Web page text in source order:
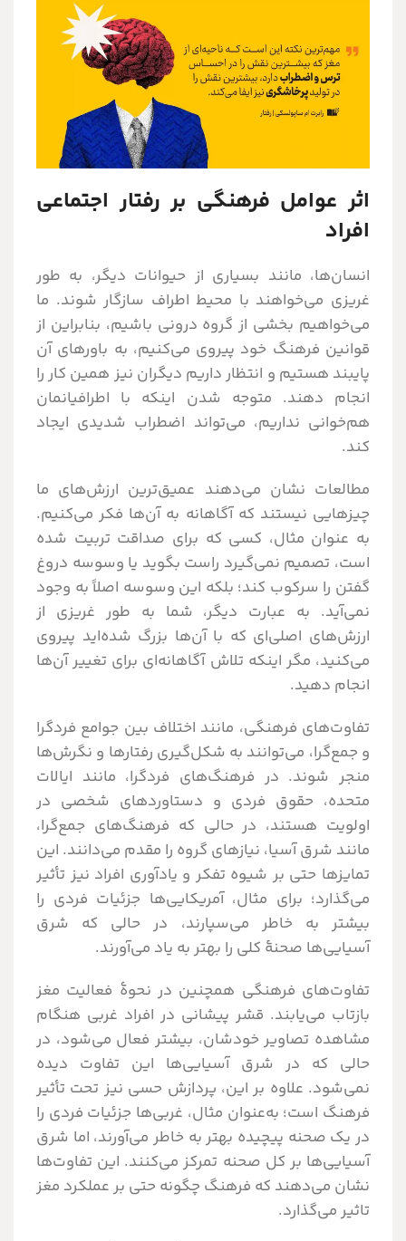
اثر عوامل فرهنگی بر رفتار اجتماعی
افراد
انسان‌ها، مانند بسیاری از حیوانات دیگر، به طور
غریزی می‌خواهند با محیط اطراف سازگار شوند. ما
می‌خواهیم بخشی از گروه درونی باشیم، بنابراین از
قوانین فرهنگ خود پیروی می‌کنیم، به باورهای آن
پایبند هستیم و انتظار داریم دیگران نیز همین کار را
انجام دهند. متوجه شدن اینکه با اطرافیانمان
هم‌خوانی نداریم، می‌تواند اضطراب شدیدی ایجاد
کند.
مطالعات نشان می‌دهند عمیق‌ترین ارزش‌های ما
چیزهایی نیستند که آگاهانه به آن‌ها فکر می‌کنیم.
به عنوان مثال، کسی که برای صداقت تربیت شده
است، تصمیم نمی‌گیرد راست بگوید یا وسوسه دروغ
گفتن را سرکوب کند؛ بلکه این وسوسه اصلاً به وجود
نمی‌آید. به عبارت دیگر، شما به طور غریزی از
ارزش‌های اصلی‌ای که با آن‌ها بزرگ شده‌اید پیروی
می‌کنید، مگر اینکه تلاش آگاهانه‌ای برای تغییر آن‌ها
انجام دهید.
تفاوت‌های فرهنگی، مانند اختلاف بین جوامع فردگرا
و جمع‌گرا، می‌توانند به شکل‌گیری رفتارها و نگرش‌ها
منجر شوند. در فرهنگ‌های فردگرا، مانند ایالات
متحده، حقوق فردی و دستاوردهای شخصی در
اولویت هستند، در حالی که فرهنگ‌های جمع‌گرا،
مانند شرق آسیا، نیازهای گروه را مقدم می‌دانند. این
تمایزها حتی بر شیوه تفکر و یادآوری افراد نیز تأثیر
می‌گذارد؛ برای مثال، آمریکایی‌ها جزئیات فردی را
بیشتر به خاطر می‌سپارند، در حالی که شرق
آسیایی‌ها صحنۀ کلی را بهتر به یاد می‌آورند.
تفاوت‌های فرهنگی همچنین در نحوۀ فعالیت مغز
بازتاب می‌یابند. قشر پیشانی در افراد غربی هنگام
مشاهده تصاویر خودشان، بیشتر فعال می‌شود، در
حالی که در شرق آسیایی‌ها این تفاوت دیده
نمی‌شود. علاوه بر این، پردازش حسی نیز تحت تأثیر
فرهنگ است؛ به‌عنوان مثال، غربی‌ها جزئیات فردی را
در یک صحنه پیچیده بهتر به خاطر می‌آورند، اما شرق
آسیایی‌ها بر کل صحنه تمرکز می‌کنند. این تفاوت‌ها
نشان می‌دهند که فرهنگ چگونه حتی بر عملکرد مغز
تاثیر می‌گذارد.